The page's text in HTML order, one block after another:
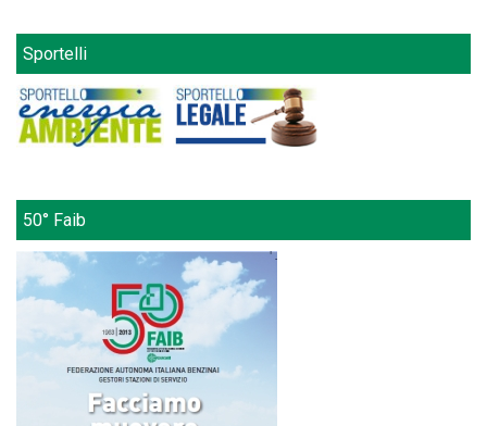
Sportelli
50° Faib